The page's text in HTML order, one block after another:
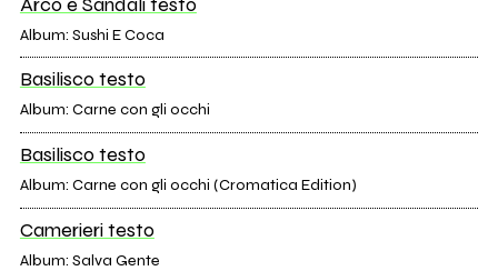
Album: Sushi E Coca
Basilisco testo
Album: Carne con gli occhi
Basilisco testo
Album: Carne con gli occhi (Cromatica Edition)
Camerieri testo
Album: Salva Gente